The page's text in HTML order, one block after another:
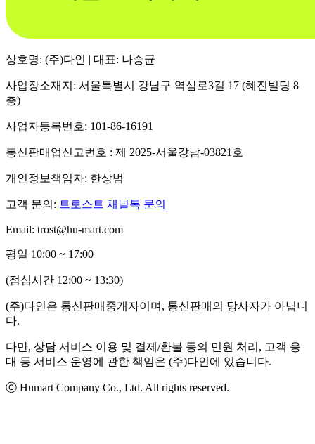
상호명: (주)다인 | 대표: 나승균
사업장소재지: 서울특별시 강남구 역삼로3길 17 (혜진빌딩 8
층)
사업자등록번호: 101-86-16191
통신판매업신고번호 : 제 2025-서울강남-03821호
개인정보책임자: 한상범
고객 문의: 트로스트 채널톡 문의
Email: trost@hu-mart.com
평일 10:00 ~ 17:00
(점심시간 12:00 ~ 13:30)
(주)다인은 통신판매중개자이며, 통신판매의 당사자가 아닙니
다.
다만, 상담 서비스 이용 및 결제/환불 등의 민원 처리, 고객 응
대 등 서비스 운영에 관한 책임은 (주)다인에 있습니다.
ⓒ Humart Company Co., Ltd. All rights reserved.